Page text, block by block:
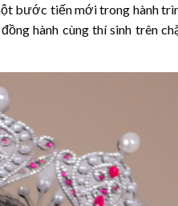
bước tiến mới trong hành
hành cùng thí sinh trên